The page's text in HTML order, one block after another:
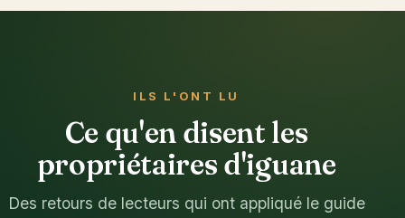
ILS L'ONT LU
Ce qu'en disent les
propriétaires d'iguane
Des retours de lecteurs qui ont appliqué le guide